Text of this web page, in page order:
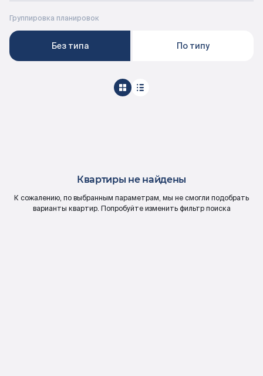
Жизнь в мавис
Группировка планировок
Без типа По типу
Квартиры не найдены
К сожалению, по выбранным параметрам, мы не смогли подобрать
варианты квартир. Попробуйте изменить фильтр поиска